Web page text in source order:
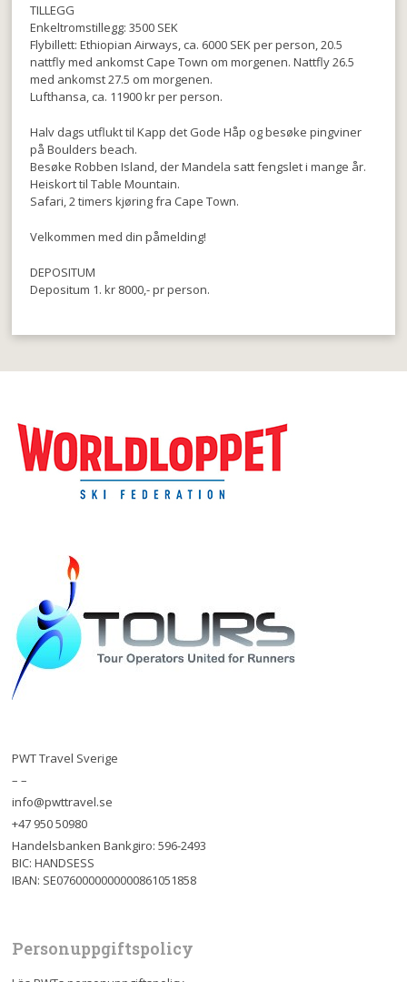
TILLEGG
Enkeltromstillegg: 3500 SEK
Flybillett: Ethiopian Airways, ca. 6000 SEK per person, 20.5
nattfly med ankomst Cape Town om morgenen. Nattfly 26.5
med ankomst 27.5 om morgenen.
Lufthansa, ca. 11900 kr per person.
Halv dags utflukt til Kapp det Gode Håp og besøke pingviner
på Boulders beach.
Besøke Robben Island, der Mandela satt fengslet i mange år.
Heiskort til Table Mountain.
Safari, 2 timers kjøring fra Cape Town.
Velkommen med din påmelding!
DEPOSITUM
Depositum 1. kr 8000,- pr person.
PWT Travel Sverige
– –
info@pwttravel.se
+47 950 50980
Handelsbanken Bankgiro: 596-2493
BIC: HANDSESS
IBAN: SE0760000000000861051858
Personuppgiftspolicy